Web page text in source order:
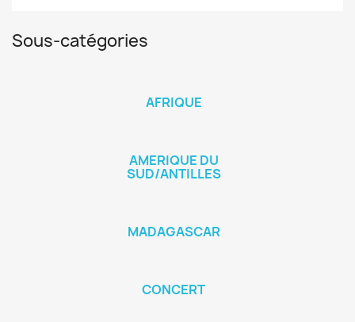
Sous-catégories
AFRIQUE
AMERIQUE DU
SUD/ANTILLES
MADAGASCAR
CONCERT